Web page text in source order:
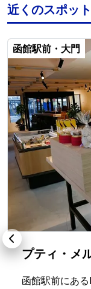
近くのスポット
函館駅前・大門
プティ・メ
函館駅前にあ